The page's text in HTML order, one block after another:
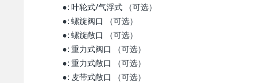
●: 叶轮式/气浮式 （可选）
●: 螺旋阀口 （可选）
●: 螺旋敞口 （可选）
●: 重力式阀口 （可选）
●: 重力式敞口 （可选）
●: 皮带式敞口 （可选）